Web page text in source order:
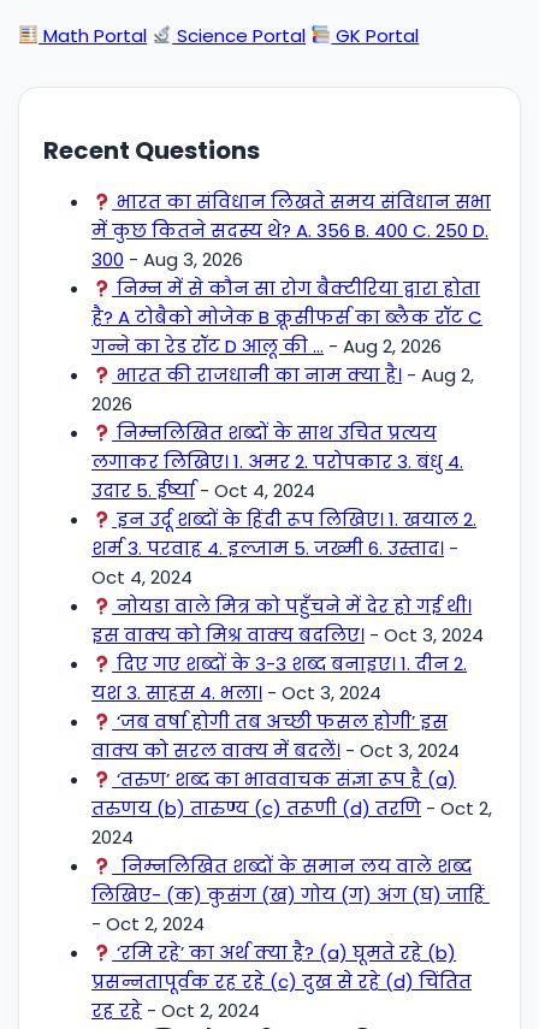
Math Portal Science Portal GK Portal
Recent Questions
भारत का संविधान लिखते समय संविधान सभा
में कुछ कितने सदस्य थे? A. 356 B. 400 C. 250 D.
300 - Aug 3, 2026
निम्न में से कौन सा रोग बैक्टीरिया द्वारा होता
है? A टोबैको मोजेक B क्रूसीफर्स का ब्लैक रॉट C
गन्ने का रेड रॉट D आलू की … - Aug 2, 2026
भारत की राजधानी का नाम क्या है। - Aug 2,
2026
निम्नलिखित शब्दों के साथ उचित प्रत्यय
लगाकर लिखिए। 1. अमर 2. परोपकार 3. बंधु 4.
उदार 5. ईर्ष्या - Oct 4, 2024
इन उर्दू शब्दों के हिंदी रूप लिखिए। 1. खयाल 2.
शर्म 3. परवाह 4. इल्जाम 5. जख्मी 6. उस्ताद। -
Oct 4, 2024
नोयडा वाले मित्र को पहुँचने में देर हो गई थी।
इस वाक्य को मिश्र वाक्य बदलिए। - Oct 3, 2024
दिए गए शब्दों के 3-3 शब्द बनाइए। 1. दीन 2.
यश 3. साहस 4. भला। - Oct 3, 2024
‘जब वर्षा होगी तब अच्छी फसल होगी’ इस
वाक्य को सरल वाक्य में बदलें। - Oct 3, 2024
‘तरुण’ शब्द का भाववाचक संज्ञा रूप है (a)
तरुणय (b) तारुण्य (c) तरूणी (d) तरणि - Oct 2,
2024
निम्नलिखित शब्दों के समान लय वाले शब्द
लिखिए- (क) कुसंग (ख) गोय (ग) अंग (घ) जाहिं
- Oct 2, 2024
‘रमि रहे’ का अर्थ क्या है? (a) घूमते रहे (b)
प्रसन्नतापूर्वक रह रहे (c) दुख से रहे (d) चिंतित
रह रहे - Oct 2, 2024